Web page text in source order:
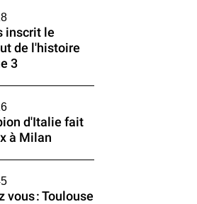
inscrit le
de l'histoire
3
d'Italie fait
à Milan
vous : Toulouse